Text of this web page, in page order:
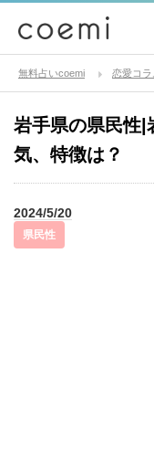
無料占いcoemi 恋愛コラ
岩手県の県民性|
気、特徴は？
2024/5/20
県民性